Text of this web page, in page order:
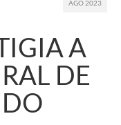
AGO 2023
A
DE